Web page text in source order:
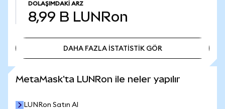
DOLAŞIMDAKI ARZ
8,99 B LUNRon
DAHA FAZLA İSTATİSTİK GÖR
MetaMask'ta LUNRon ile neler yapılır
LUNRon Satın Al